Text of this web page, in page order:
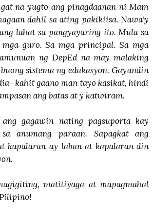
na yugto ang pinagdaanan ni Mam
dahil sa ating pakikiisa. Nawa'y
lahat sa pangyayaring ito. Mula sa
guro. Sa mga principal. Sa mga
ng DepEd na may malaking
sistema ng edukasyon. Gayundin
kahit gaano man tayo kasikat, hindi
ang batas at y katwiram.
gagawin nating pagsuporta kay
anumang paraan. Sapagkat ang
kapalaran ay laban at kapalaran din
matitiyaga at mapagmahal